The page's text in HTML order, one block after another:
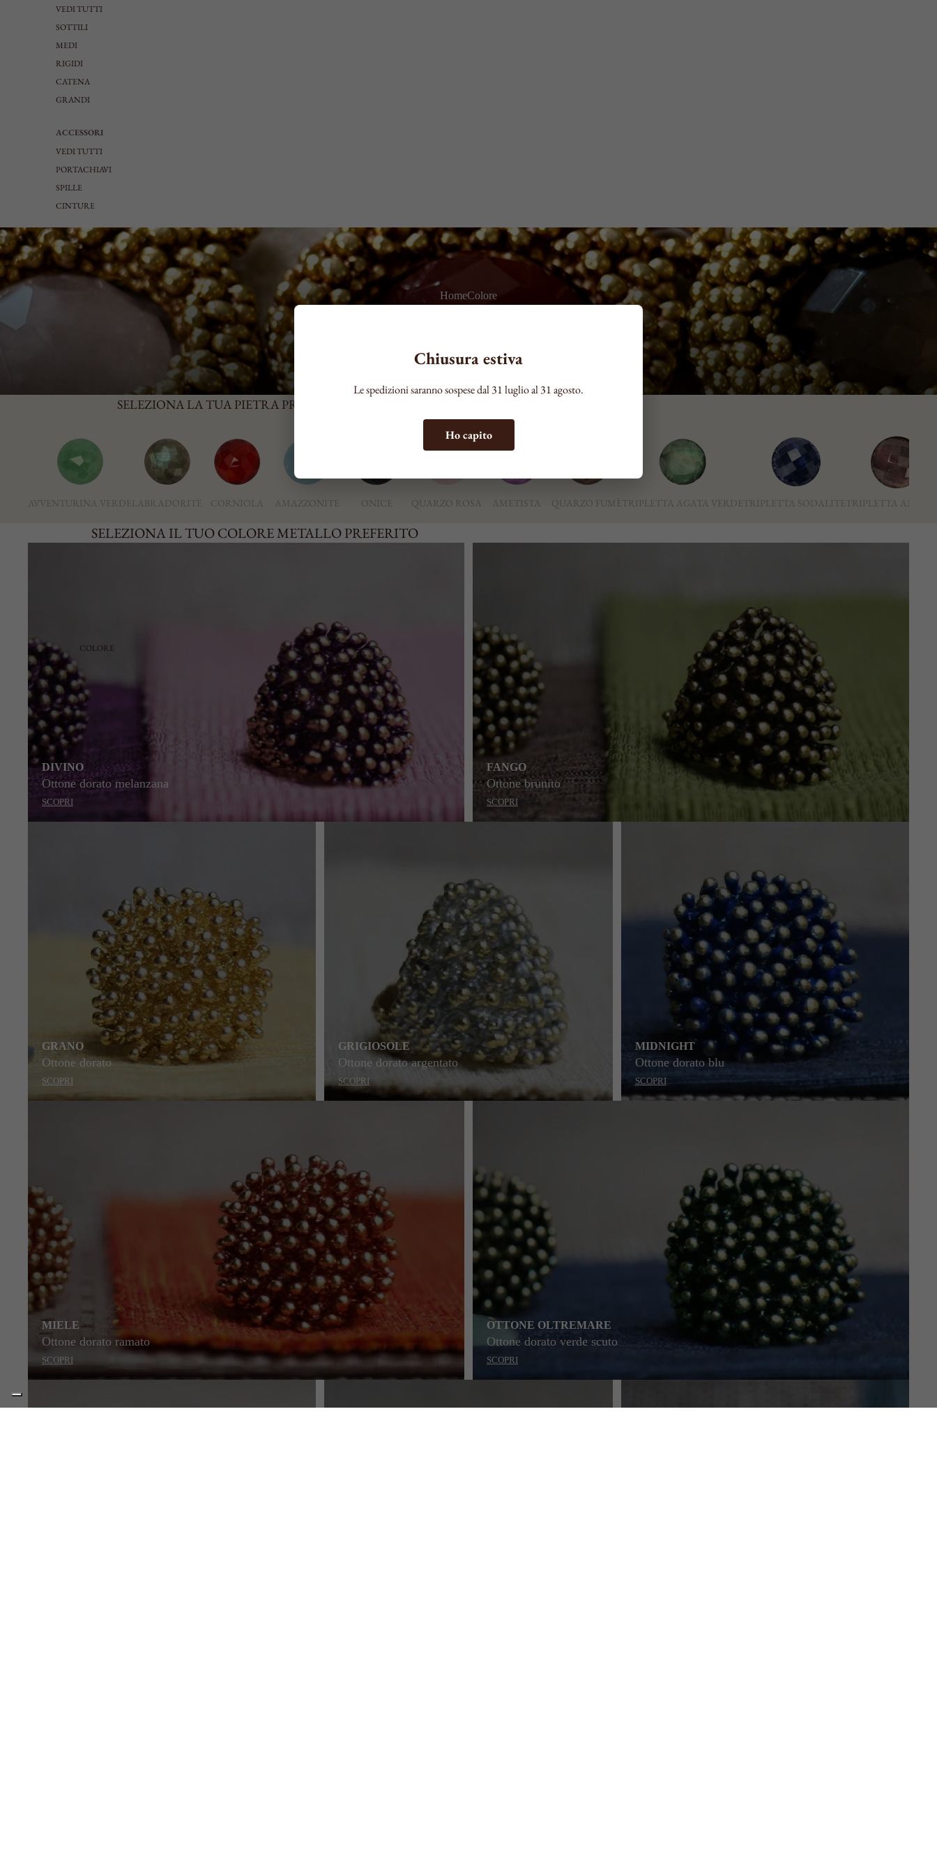
Chiusura estiva
Le spedizioni saranno sospese dal 31 luglio al 31 agosto.
Ho capito
VEDI TUTTI
SOTTILI
MEDI
RIGIDI
CATENA
GRANDI
ACCESSORI
VEDI TUTTI
PORTACHIAVI
SPILLE
CINTURE
COLORE
HomeColore
SELEZIONA LA TUA PIETRA PREFERITA
AVVENTURINA VERDELABRADORITE CORNIOLA AMAZZONITE ONICE QUARZO ROSA AMETISTA QUARZO FUMÈ TRIPLETTA AGATA VERDE TRIPLETTA SODALITE TRIPLETTA
SELEZIONA IL TUO COLORE METALLO PREFERITO
DIVINO
Ottone dorato melanzana
SCOPRI
FANGO
Ottone brunito
SCOPRI
GRANO
Ottone dorato
SCOPRI
GRIGIOSOLE
Ottone dorato argentato
SCOPRI
MIDNIGHT
Ottone dorato blu
SCOPRI
MIELE
Ottone dorato ramato
SCOPRI
OTTONE OLTREMARE
Ottone dorato verde scuto
SCOPRI